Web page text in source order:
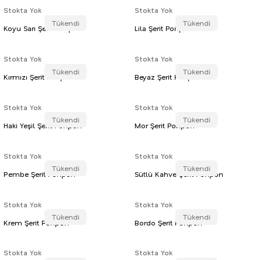
Stokta Yok
Stokta Yok
Tükendi
Koyu Sarı Şerit Ponpon
Stokta Yok
Tükendi
Lila Şerit Ponpon
Stokta Yok
Tükendi
Kırmızı Şerit Ponpon
Stokta Yok
Tükendi
Beyaz Şerit Ponpon
Stokta Yok
Tükendi
Haki Yeşil Şerit Ponpon
Stokta Yok
Tükendi
Mor Şerit Ponpon
Stokta Yok
Tükendi
Pembe Şerit Ponpon
Stokta Yok
Tükendi
Sütlü Kahve Şerit Ponpon
Stokta Yok
Tükendi
Krem Şerit Ponpon
Stokta Yok
Tükendi
Bordo Şerit Ponpon
Stokta Yok